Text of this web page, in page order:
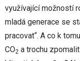
využívající možností
mladá generace se
pracovat“. A co k
CO2 a trochu